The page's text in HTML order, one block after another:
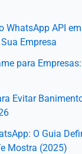
WhatsApp API
Empresa
para
Evitar
O Guia
Mostra (2025)